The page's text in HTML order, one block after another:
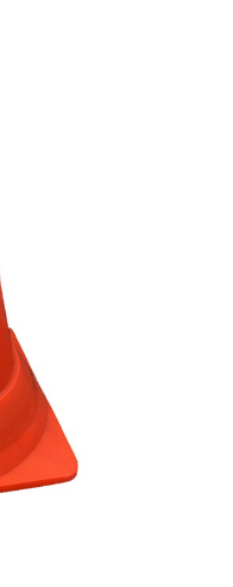
для воды 4000 литров
для воды 3000 литров
для воды 2500 литров
для воды 2000 литров
для воды 1500 литров
для воды 1000 литров
для воды 750 литров
для воды 600 литров
для воды 500 литров
для воды 400 литров
для воды 300 литров
для воды 240 литров
для воды 200 литров
для воды 100 литров